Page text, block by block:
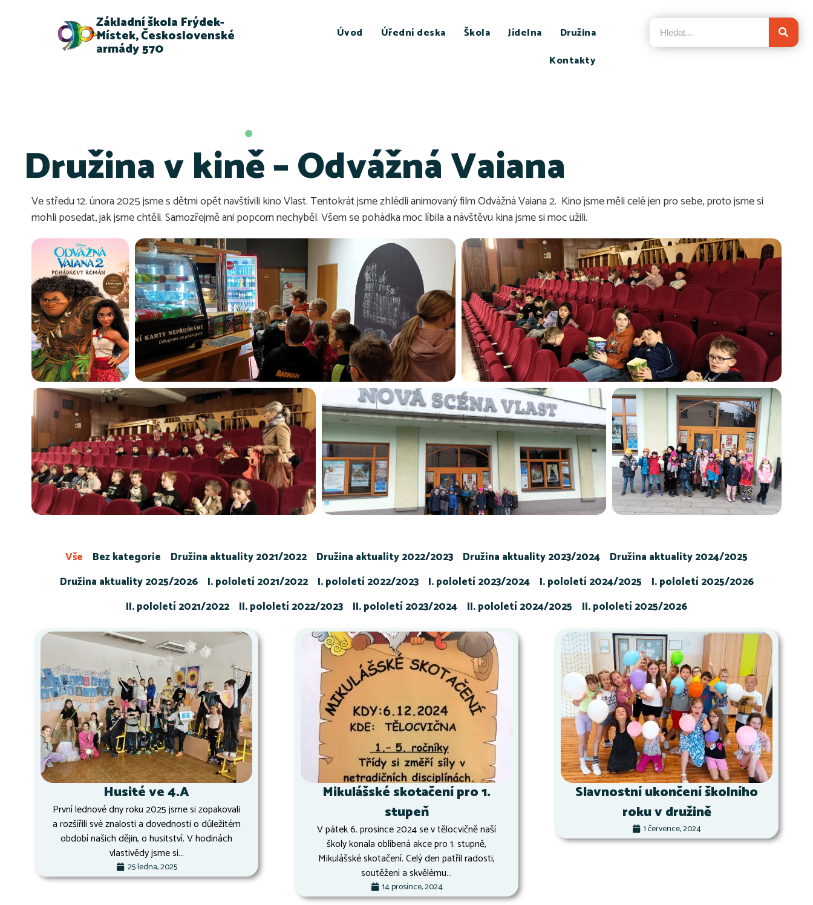
Základní škola Frýdek-
Místek, Československé
armády 570
Úvod Úřední deska Škola Jídelna
Družina
Kontakty
Družina v kině – Odvážná Vaiana
Ve středu 12. února 2025 jsme s dětmi opět navštívili kino Vlast. Tentokrát jsme zhlédli animovaný film Odvážná Vaiana 2. Kino jsme měli celé jen pro sebe, proto jsme si
mohli posedat, jak jsme chtěli. Samozřejmě ani popcorn nechyběl. Všem se pohádka moc líbila a návštěvu kina jsme si moc užili.
Bez kategorie Družina aktuality 2021/2022 Družina aktuality 2022/2023 Družina aktuality 2023/2024
Družina aktuality 2024/2025
Družina aktuality 2025/2026
I. pololetí 2021/2022 I. pololetí 2022/2023 I. pololetí 2023/2024 I. pololetí 2024/2025
I. pololetí 2025/2026
II. pololetí 2021/2022
II. pololetí 2022/2023 II. pololetí 2023/2024 II. pololetí 2024/2025 II. pololetí 2025/2026
Vše
Husité ve 4.A
První lednové dny roku 2025 jsme si zopakovali
a rozšířili své znalosti a dovednosti o důležitém
období našich dějin, o husitství. V hodinách
vlastivědy jsme si...
25 ledna, 2025
Mikulášské skotačení pro 1.
stupeň
V pátek 6. prosince 2024 se v tělocvičně naší
školy konala oblíbená akce pro 1. stupně,
Mikulášské skotačení. Celý den patřil radosti,
soutěžení a skvělému...
14 prosince, 2024
Slavnostní ukončení školního
roku v družině
1 července, 2024